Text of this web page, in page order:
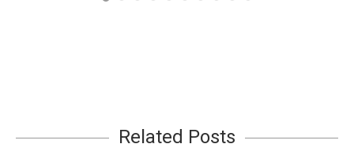
Related Posts